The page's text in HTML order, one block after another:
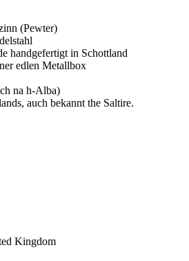
(Pewter)
handgefertigt in Schottland
edlen Metallbox
na h-Alba)
auch bekannt the Saltire.
Kingdom